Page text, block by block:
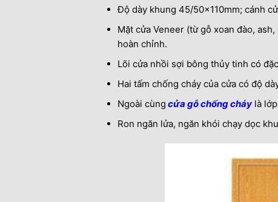
Độ dày khung 45/50x110mm; cánh
Mặt cửa Veneer (từ gỗ xoan đào,
hoàn chỉnh.
Lõi cửa nhồi sợi bông thủy tinh có
Hai tấm chống cháy của cửa có độ
Ngoài cùng cửa gỗ chống cháy là
Ron ngăn lửa, ngăn khói chạy dọc